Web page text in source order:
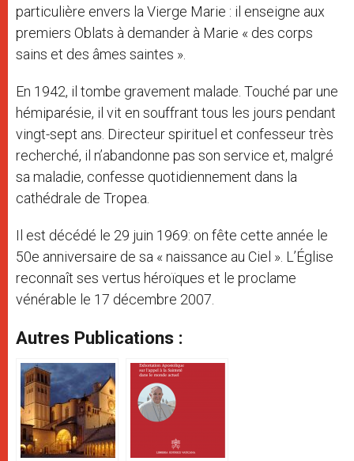
particulière envers la Vierge Marie : il enseigne aux
premiers Oblats à demander à Marie « des corps
sains et des âmes saintes ».
En 1942, il tombe gravement malade. Touché par une
hémiparésie, il vit en souffrant tous les jours pendant
vingt-sept ans. Directeur spirituel et confesseur très
recherché, il n’abandonne pas son service et, malgré
sa maladie, confesse quotidiennement dans la
cathédrale de Tropea.
Il est décédé le 29 juin 1969: on fête cette année le
50e anniversaire de sa « naissance au Ciel ». L’Église
reconnaît ses vertus héroïques et le proclame
vénérable le 17 décembre 2007.
Autres Publications :